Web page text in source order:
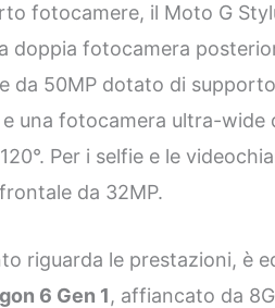
fotocamere, il Moto G
doppia fotocamera
da 50MP dotato di
una fotocamera ultra-wide
Per i selfie e le
da 32MP.
riguarda le prestazioni, è
6 Gen 1, affiancato da